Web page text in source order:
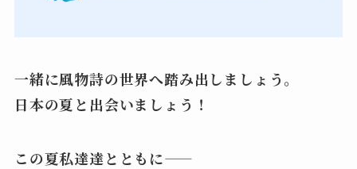
一緒に風物詩の世界へ踏み出しましょう。
日本の夏と出会いましょう！
この夏私達達とともに――